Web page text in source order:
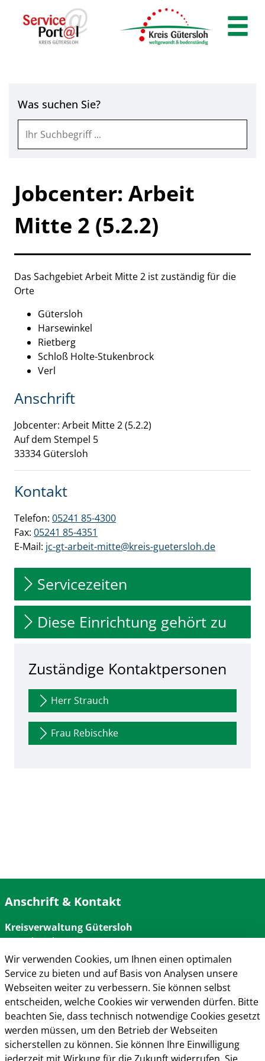
Zum Hauptinhalt springen
Zum Hauptinhalt
Was suchen Sie?
Jobcenter: Arbeit
Mitte 2 (5.2.2)
Beschreibung
Das Sachgebiet Arbeit Mitte 2 ist zuständig für die
Orte
Gütersloh
Harsewinkel
Rietberg
Schloß Holte-Stukenbrock
Verl
Anschrift
Jobcenter: Arbeit Mitte 2 (5.2.2)
Auf dem Stempel 5
33334 Gütersloh
Kontakt
Telefon: 05241 85-4300
Fax: 05241 85-4351
E-Mail: jc-gt-arbeit-mitte@kreis-guetersloh.de
Servicezeiten
Diese Einrichtung gehört zu
Zuständige Kontaktpersonen
Herr Strauch
Frau Rebischke
Anschrift & Kontakt
Kreisverwaltung Gütersloh
Herzebrocker Str. 140
33334 Gütersloh
Tel.: 05241 85-0
Mail:kreisverwaltung@kreis-guetersloh.de
Web:www.kreis-guetersloh.de
Info
Impressum
Datenschutz
Wir verwenden Cookies, um Ihnen einen optimalen
Service zu bieten und auf Basis von Analysen unsere
Webseiten weiter zu verbessern. Sie können selbst
entscheiden, welche Cookies wir verwenden dürfen. Bitte
beachten Sie, dass technisch notwendige Cookies gesetzt
werden müssen, um den Betrieb der Webseiten
sicherstellen zu können. Sie können Ihre Einwilligung